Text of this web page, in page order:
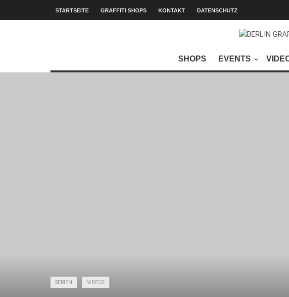
STARTSEITE GRAFFITI SHOPS KONTAKT DATENSCHUTZ
SHOPS EVENTS
SERIEN VIDEOS